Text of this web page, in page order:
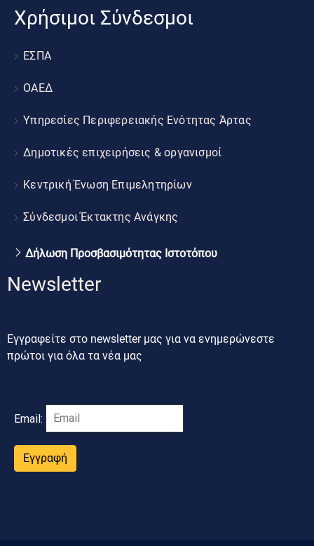
Χρήσιμοι Σύνδεσμοι
ΕΣΠΑ
ΟΑΕΔ
Υπηρεσίες Περιφερειακής Ενότητας Άρτας
Δημοτικές επιχειρήσεις & οργανισμοί
Κεντρική Ένωση Επιμελητηρίων
Σύνδεσμοι Έκτακτης Ανάγκης
Δήλωση Προσβασιμότητας Ιστοτόπου
Newsletter
Εγγραφείτε στο newsletter μας για να ενημερώνεστε
πρώτοι για όλα τα νέα μας
Email:
Εγγραφή